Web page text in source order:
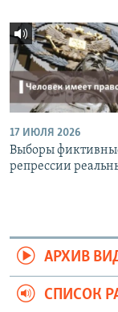
17 ИЮЛЯ 2026
Выборы
репрессии
АРХИВ
СПИСОК